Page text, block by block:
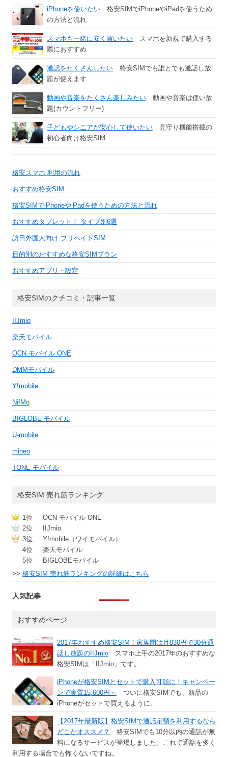
iPhoneを使いたい 格安SIMでiPhoneやiPadを使うため
の方法と流れ
スマホも一緒に安く買いたい スマホを新規で購入する
際におすすめ
通話をたくさんしたい 格安SIMでも誰とでも通話し放
題が使えます
動画や音楽をたくさん楽しみたい 動画や音楽は使い放
題(カウントフリー)
子どもやシニアが安心して使いたい 見守り機能搭載の
初心者向け格安SIM
格安スマホ 利用の流れ
おすすめ格安SIM
格安SIMでiPhoneやiPadを使うための方法と流れ
おすすめタブレット！ タイプ別6選
訪日外国人向け プリペイドSIM
目的別のおすすめな格安SIMプラン
おすすめアプリ・設定
格安SIMのクチコミ・記事一覧
IIJmio
楽天モバイル
OCN モバイル ONE
DMMモバイル
Y!mobile
NifMo
BIGLOBE モバイル
U-mobile
mineo
TONE モバイル
格安SIM 売れ筋ランキング
1位
OCN モバイル ONE
2位
IIJmio
3位
Y!mobile（ワイモバイル）
4位
楽天モバイル
5位
BIGLOBEモバイル
>> 格安SIM 売れ筋ランキングの詳細はこちら
人気記事
おすすめページ
2017年おすすめ格安SIM！家族間は月830円で30分通
話し放題のIIJmio スマホ上手の2017年のおすすめな
格安SIMは「IIJmio」です。
iPhoneが格安SIMとセットで購入可能に！キャンペー
ンで実質15,600円～
ついに格安SIMでも、新品の
iPhoneがセットで買えるように。
【2017年最新版】格安SIMで通話定額を利用するなら
どこかオススメ？
格安SIMでも10分以内の通話が無
料になるサービスが登場しました。これで通話を多く
利用する場合でも怖くないですね。